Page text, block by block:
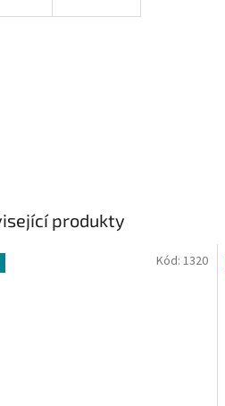
produkty
Kód: 1320